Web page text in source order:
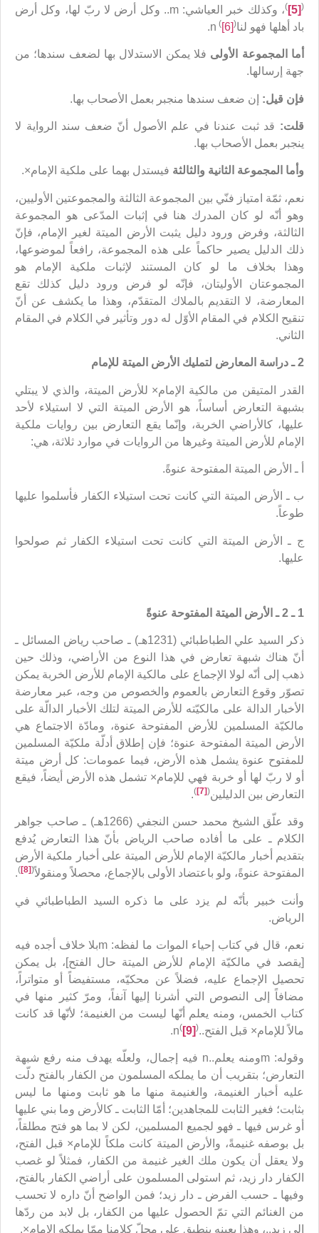
( [5])
، وكذلك خبر العياشي: m.. وكل أرض لا ربّ لها، وكل أرض
باد أهلها فهو لناn
([6])
.
أما المجموعة الأولى فلا يمكن الاستدلال بها لضعف سندها؛ من
جهة إرسالها.
فإن قيل: إن ضعف سندها منجبر بعمل الأصحاب بها.
قلت: قد ثبت عندنا في علم الأصول أنّ ضعف سند الرواية لا
ينجبر بعمل الأصحاب بها.
وأما المجموعة الثانية والثالثة فيستدل بهما على ملكية الإمام×.
نعم، ثمّة امتياز فنّي بين المجموعة الثالثة والمجموعتين الأوليين،
وهو أنّه لو كان المدرك هنا في إثبات المدّعى هو المجموعة
الثالثة، وفرض ورود دليل يثبت الأرض الميتة لغير الإمام، فإنّ
ذلك الدليل يصير حاكماً على هذه المجموعة، رافعاً لموضوعها،
وهذا بخلاف ما لو كان المستند لإثبات ملكية الإمام هو
المجموعتان الأوليتان، فإنّه لو فرض ورود دليل كذلك تقع
المعارضة، لا التقديم بالملاك المتقدّم، وهذا ما يكشف عن أنّ
تنقيح الكلام في المقام الأوّل له دور وتأثير في الكلام في المقام
الثاني.
2 ـ دراسة المعارض لتمليك الأرض الميتة للإمام
القدر المتيقن من مالكية الإمام× للأرض الميتة، والذي لا يبتلي
بشبهة التعارض أساساً، هو الأرض الميتة التي لا استيلاء لأحد
عليها، كالأراضي الخربة، وإنّما يقع التعارض بين روايات ملكية
الإمام للأرض الميتة وغيرها من الروايات في موارد ثلاثة، هي:
أ ـ الأرض الميتة المفتوحة عنوةً.
ب ـ الأرض الميتة التي كانت تحت استيلاء الكفار فأسلموا عليها
طوعاً.
ج ـ الأرض الميتة التي كانت تحت استيلاء الكفار ثم صولحوا
عليها.
1 ـ 2 ـ الأرض الميتة المفتوحة عنوةً
ذكر السيد علي الطباطبائي (1231هـ) ـ صاحب رياض المسائل ـ
أنّ هناك شبهة تعارض في هذا النوع من الأراضي، وذلك حين
ذهب إلى أنّه لولا الإجماع على مالكية الإمام للأرض الخربة يمكن
تصوّر وقوع التعارض بالعموم والخصوص من وجه، عبر معارضة
الأخبار الدالة على مالكيّته للأرض الميتة لتلك الأخبار الدالّة على
مالكيّة المسلمين للأرض المفتوحة عنوة، ومادّة الاجتماع هي
الأرض الميتة المفتوحة عنوة؛ فإن إطلاق أدلّة ملكيّة المسلمين
للمفتوح عنوة يشمل هذه الأرض، فيما عمومات: كل أرض ميتة
أو لا ربّ لها أو خربة فهي للإمام× تشمل هذه الأرض أيضاً، فيقع
التعارض بين الدليلين(
[7]
)
.
وقد علّق الشيخ محمد حسن النجفي (1266هـ) ـ صاحب جواهر
الكلام ـ على ما أفاده صاحب الرياض بأنّ هذا التعارض يُدفع
بتقديم أخبار مالكيّة الإمام للأرض الميتة على أخبار ملكية الأرض
المفتوحة عنوةً، ولو باعتضاد الأولى بالإجماع، محصلاً ومنقولاً(
[8]
)
.
وأنت خبير بأنّه لم يزد على ما ذكره السيد الطباطبائي في
الرياض.
نعم، قال في كتاب إحياء الموات ما لفظه: mبلا خلاف أجده فيه
[يقصد في مالكيّة الإمام للأرض الميتة حال الفتح]، بل يمكن
تحصيل الإجماع عليه، فضلاً عن محكيّه، مستفيضاً أو متواتراً،
مضافاً إلى النصوص التي أشرنا إليها آنفاً، ومرّ كثير منها في
كتاب الخمس، ومنه يعلم أنّها ليست من الغنيمة؛ لأنّها قد كانت
مالاً للإمام× قبل الفتح..n
( [9])
.
وقوله: mومنه يعلم..n فيه إجمال، ولعلّه يهدف منه رفع شبهة
التعارض؛ بتقريب أن ما يملكه المسلمون من الكفار بالفتح دلّت
عليه أخبار الغنيمة، والغنيمة منها ما هو ثابت ومنها ما ليس
بثابت؛ فغير الثابت للمجاهدين؛ أمّا الثابت ـ كالأرض وما بني عليها
أو غرس فيها ـ فهو لجميع المسلمين، لكن لا بما هو فتح مطلقاً،
بل بوصفه غنيمةً، والأرض الميتة كانت ملكاً للإمام× قبل الفتح،
ولا يعقل أن يكون ملك الغير غنيمة من الكفار، فمثلاً لو غصب
الكفار دار زيد، ثم استولى المسلمون على أراضي الكفار بالفتح،
وفيها ـ حسب الفرض ـ دار زيد؛ فمن الواضح أنّ داره لا تحسب
من الغنائم التي تمّ الحصول عليها من الكفار، بل لابد من ردّها
إلى زيد..، وهذا بعينه ينطبق على محلّ كلامنا ممّا يملكه الإمام×.